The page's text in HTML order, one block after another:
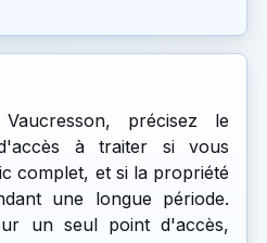
précisez le
à traiter si vous
complet, et si la propriété
une longue période.
un seul point d'accès,